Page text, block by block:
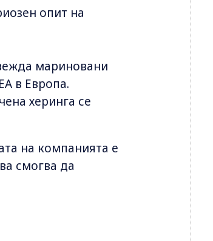
опит на
мариновани
в Европа.
херинга се
на компанията е
смогва да